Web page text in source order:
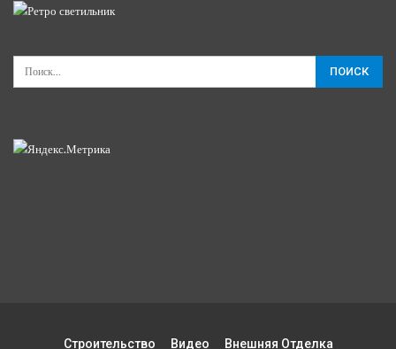
Строительство Видео Внешняя Отделка